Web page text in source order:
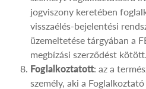
jogviszony keretében
visszaélés-bejelentési
üzemeltetése tárgyában a
megbízási szerződést kötött.
Foglalkoztatott: az a
személy, aki a Foglalkoztató